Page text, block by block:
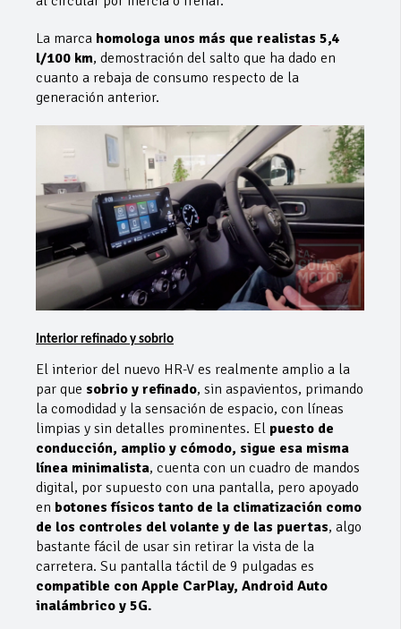
La marca homologa unos más que realistas 5,4
l/100 km, demostración del salto que ha dado en
cuanto a rebaja de consumo respecto de la
generación anterior.
Interior refinado y sobrio
El interior del nuevo HR-V es realmente amplio a la
par que sobrio y refinado, sin aspavientos, primando
la comodidad y la sensación de espacio, con líneas
limpias y sin detalles prominentes. El puesto de
conducción, amplio y cómodo, sigue esa misma
línea minimalista, cuenta con un cuadro de mandos
digital, por supuesto con una pantalla, pero apoyado
en botones físicos tanto de la climatización como
de los controles del volante y de las puertas, algo
bastante fácil de usar sin retirar la vista de la
carretera. Su pantalla táctil de 9 pulgadas es
compatible con Apple CarPlay, Android Auto
inalámbrico y 5G.